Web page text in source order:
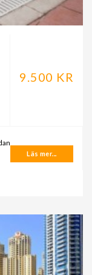
9.500 KR
Läs mer...